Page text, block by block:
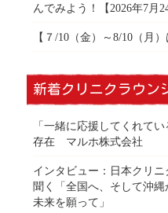
んでみよう！【2026年7月
【７/10（金）～8/10（月
新着クリニクラウン
「一緒に応援してくれて
存在 マルホ株式会社
インタビュー：日本クリ
聞く「全国へ、そして沖
未来を願って」